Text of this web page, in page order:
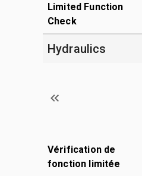
Limited Function
Check
Hydraulics
Vérification de
fonction limitée